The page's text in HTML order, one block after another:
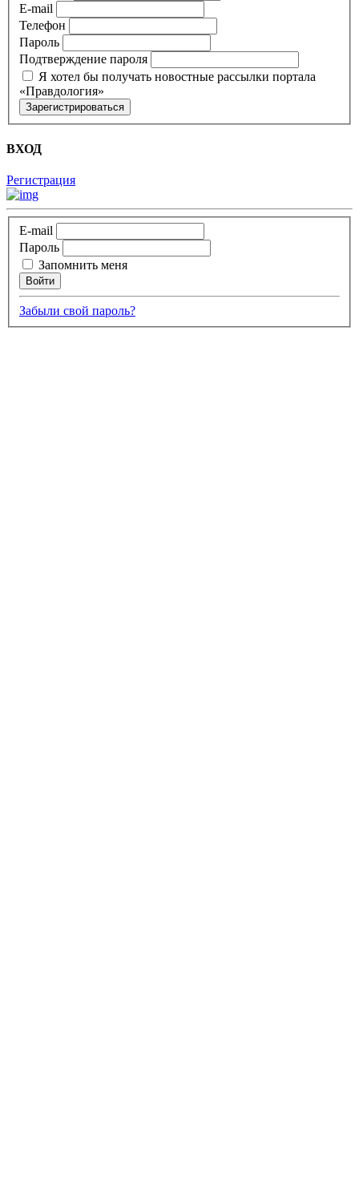
E-mail
Телефон
Пароль
Подтверждение пароля
Я хотел бы получать новостные рассылки портала
«Правдология»
ВХОД
Регистрация
E-mail
Пароль
Запомнить меня
Забыли свой пароль?